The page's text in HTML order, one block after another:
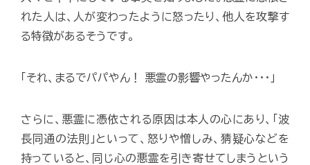
れた人は、人が変わったように怒ったり、他人を攻撃す
る特徴があるそうです。
「それ、まるでパパやん！ 悪霊の影響やったんか･･･」
さらに、悪霊に憑依される原因は本人の心にあり、「波
長同通の法則」といって、怒りや憎しみ、猜疑心などを
持っていると、同じ心の悪霊を引き寄せてしまうという